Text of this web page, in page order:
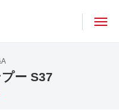
ー S37